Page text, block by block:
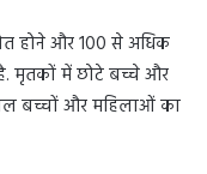
होने और 100 से अधिक
मृतकों में छोटे बच्चे और
बच्चों और महिलाओं का